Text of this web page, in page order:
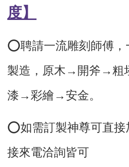
度】
⭕️聘請一流雕刻師傅，
製造，原木→開斧→
漆→彩繪→安金。
⭕如需訂製神尊可直
接來電洽詢皆可